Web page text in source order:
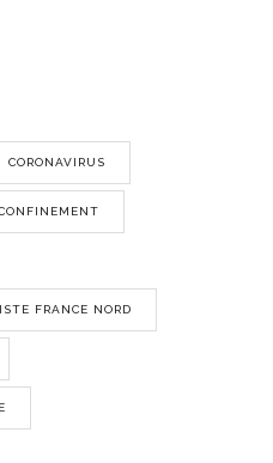
CORONAVIRUS
FRANCE NORD